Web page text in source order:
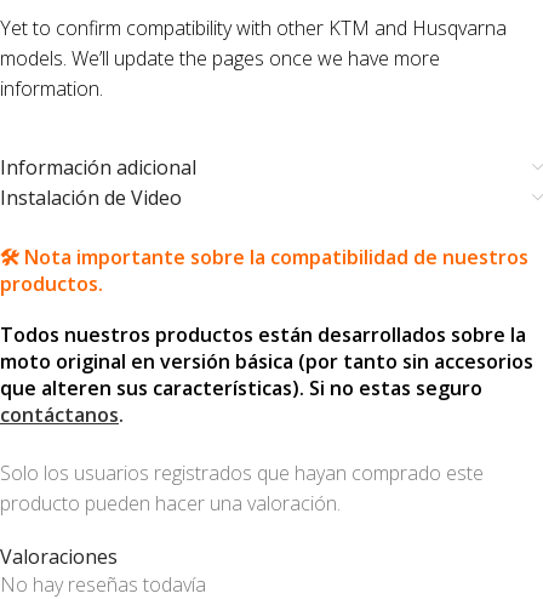
Yet to confirm compatibility with other KTM and Husqvarna
models. We’ll update the pages once we have more
information.
Información adicional
Instalación de Video
🛠️ Nota importante sobre la compatibilidad de nuestros
productos.
Todos nuestros productos están desarrollados sobre la
moto original en versión básica (por tanto sin accesorios
que alteren sus características). Si no estas seguro
contáctanos.
Valoraciones
No hay reseñas todavía
Solo los usuarios registrados que hayan comprado este
producto pueden hacer una valoración.